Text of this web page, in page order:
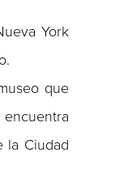
York
que
la Ciudad